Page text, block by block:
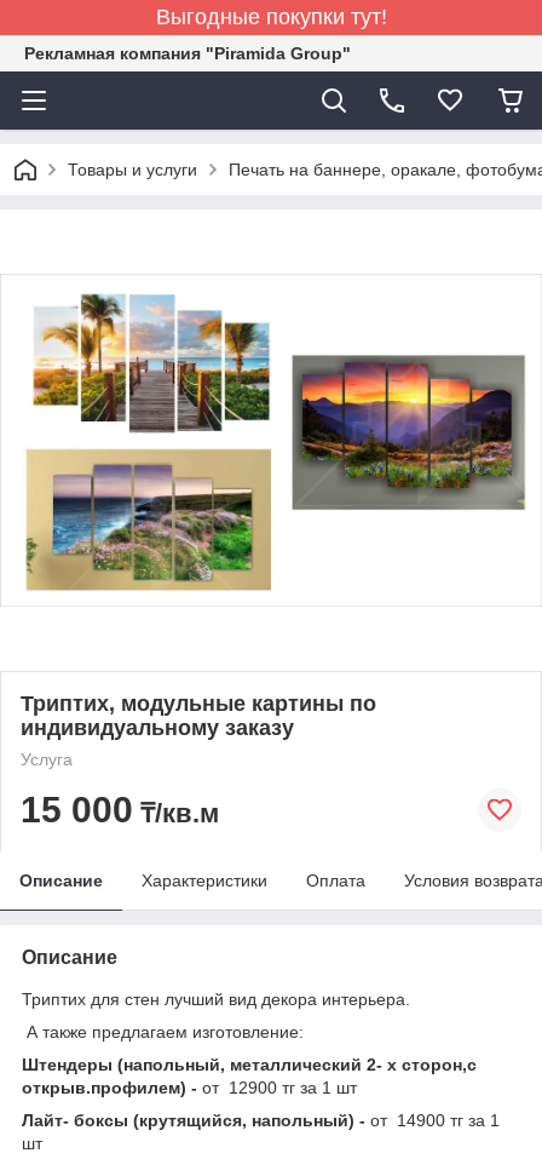
Выгодные покупки тут!
Рекламная компания "Piramida Group"
Товары и услуги Печать на баннере, оракале,
Триптих, модульные картины по
индивидуальному заказу
Услуга
15 000 ₸/кв.м
Описание Характеристики Оплата Условия
Описание
Триптих для стен лучший вид декора интерьера.
А также предлагаем изготовление:
Штендеры (напольный, металлический 2- х сторон,с
открыв.профилем) - от 12900 тг за 1 шт
Лайт- боксы (крутящийся, напольный) - от 14900 тг за 1
шт